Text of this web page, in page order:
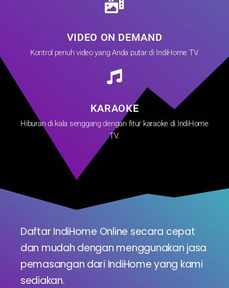
VIDEO ON DEMAND
Kontrol penuh video yang Anda putar di IndiHome TV.
KARAOKE
Hiburan di kala senggang dengan fitur karaoke di IndiHome
TV.
Daftar IndiHome Online secara cepat
dan mudah dengan menggunakan jasa
pemasangan dari IndiHome yang kami
sediakan.